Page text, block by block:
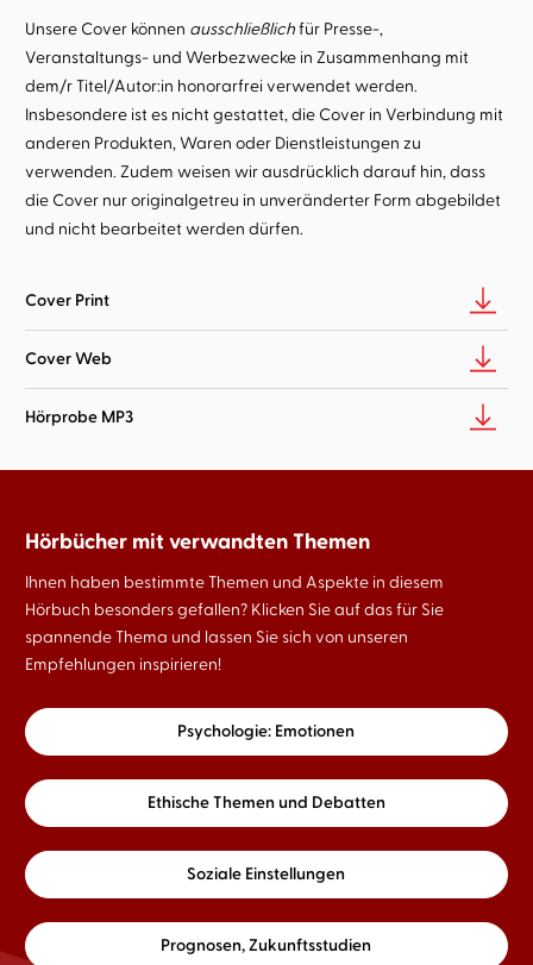
Unsere Cover können ausschließlichfür Presse-,
Veranstaltungs- und Werbezwecke in Zusammenhang mit
dem/r Titel/Autor:in honorarfrei verwendet werden.
Insbesondere ist es nicht gestattet, die Cover in Verbindung mit
anderen Produkten, Waren oder Dienstleistungen zu
verwenden. Zudem weisen wir ausdrücklich darauf hin, dass
die Cover nur originalgetreu in unveränderter Form abgebildet
und nicht bearbeitet werden dürfen.
Cover Print
Cover Web
Hörprobe MP3
Hörbücher mit verwandten Themen
Ihnen haben bestimmte Themen und Aspekte in diesem
Hörbuch besonders gefallen? Klicken Sie auf das für Sie
spannende Thema und lassen Sie sich von unseren
Empfehlungen inspirieren!
Psychologie: Emotionen
Ethische Themen und Debatten
Soziale Einstellungen
Prognosen, Zukunftsstudien